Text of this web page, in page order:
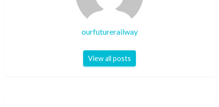
ourfuturerailway
View all posts